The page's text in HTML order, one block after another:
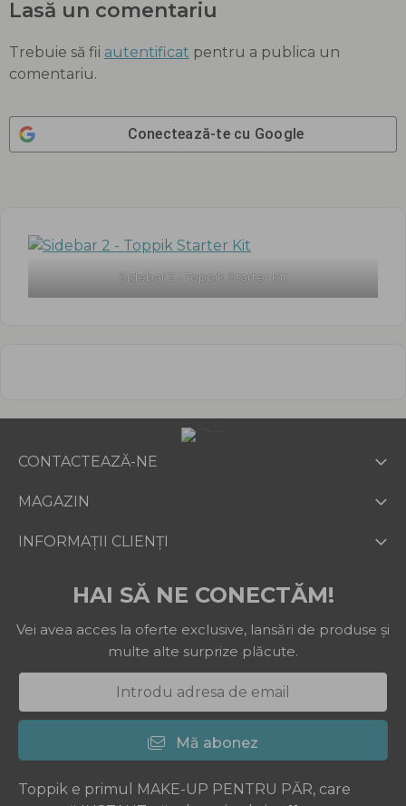
Lasă un comentariu
Trebuie să fii autentificat pentru a publica un
comentariu.
Conectează-te cu Google
Sidebar 2 - Toppik Starter Kit
CONTACTEAZĂ-NE
MAGAZIN
INFORMAȚII CLIENȚI
HAI SĂ NE CONECTĂM!
Vei avea acces la oferte exclusive, lansări de produse și
multe alte surprize plăcute.
Mă abonez
Toppik e primul MAKE-UP PENTRU PĂR, care